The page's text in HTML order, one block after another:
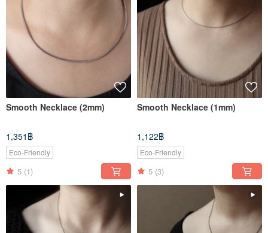
Smooth Necklace (2mm)
1,351฿
Eco-Friendly
5 (1)
Smooth Necklace (1mm)
1,122฿
Eco-Friendly
5 (3)